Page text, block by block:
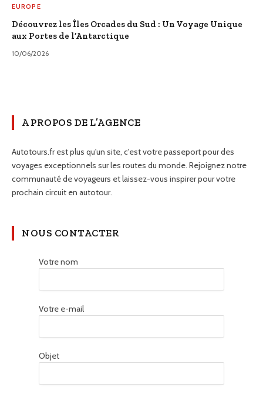
EUROPE
Découvrez les Îles Orcades du Sud : Un Voyage Unique
aux Portes de l’Antarctique
10/06/2026
A PROPOS DE L’AGENCE
Autotours.fr est plus qu'un site, c'est votre passeport pour des
voyages exceptionnels sur les routes du monde. Rejoignez notre
communauté de voyageurs et laissez-vous inspirer pour votre
prochain circuit en autotour.
NOUS CONTACTER
Votre nom
Votre e-mail
Objet